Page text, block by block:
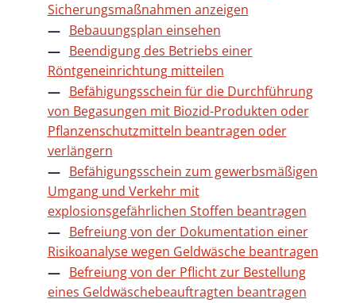
Sicherungsmaßnahmen anzeigen
Bebauungsplan einsehen
Beendigung des Betriebs einer
Röntgeneinrichtung mitteilen
Befähigungsschein für die Durchführung
von Begasungen mit Biozid-Produkten oder
Pflanzenschutzmitteln beantragen oder
verlängern
Befähigungsschein zum gewerbsmäßigen
Umgang und Verkehr mit
explosionsgefährlichen Stoffen beantragen
Befreiung von der Dokumentation einer
Risikoanalyse wegen Geldwäsche beantragen
Befreiung von der Pflicht zur Bestellung
eines Geldwäschebeauftragten beantragen